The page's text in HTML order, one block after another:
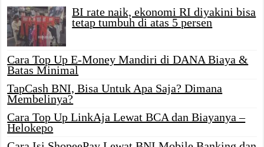
BI rate naik, ekonomi RI diyakini bisa
tetap tumbuh di atas 5 persen
Cara Top Up E-Money Mandiri di DANA Biaya &
Batas Minimal
TapCash BNI, Bisa Untuk Apa Saja? Dimana
Membelinya?
Cara Top Up LinkAja Lewat BCA dan Biayanya –
Helokepo